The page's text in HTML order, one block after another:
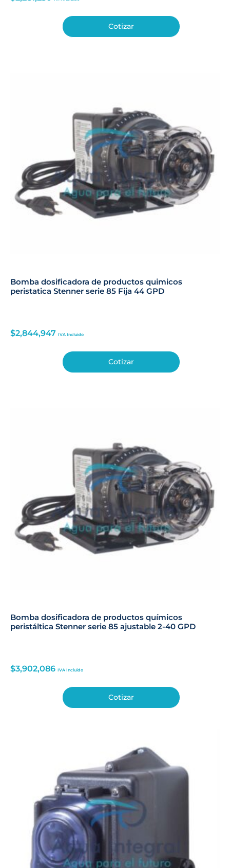
Cotizar
Bomba dosificadora de productos quimicos
peristatica Stenner serie 85 Fija 44 GPD
$2,844,947 IVA Incluido
Cotizar
Bomba dosificadora de productos químicos
peristáltica Stenner serie 85 ajustable 2-40 GPD
$3,902,086 IVA Incluido
Cotizar